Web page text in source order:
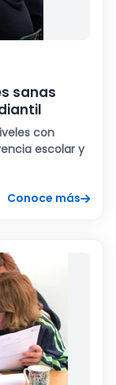
sanas
con
escolar y
Conoce más